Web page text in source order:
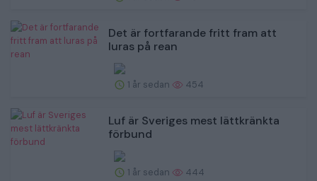
Det är fortfarande fritt fram att
luras på rean
1 år sedan 454
Luf är Sveriges mest lättkränkta
förbund
1 år sedan 444